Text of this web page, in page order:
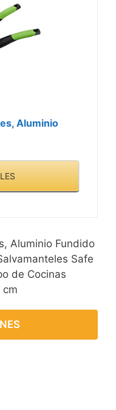
Aluminio
Aluminio Fundido
Safe
de Cocinas
cm